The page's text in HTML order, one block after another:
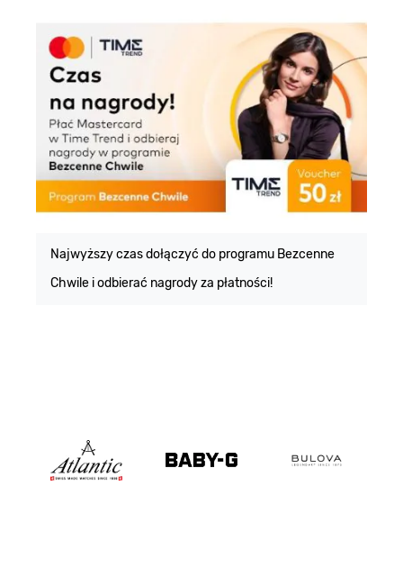
Najwyższy czas dołączyć do programu Bezcenne
Chwile i odbierać nagrody za płatności!